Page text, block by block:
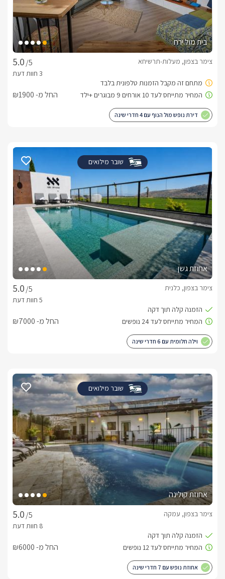
בית מול ירח
/5
צימר בצפון, מעלות-תרשיחא
החל מ- ₪1900
דירת נופש מול הנוף עם 4 חדרי שינה
שובר מילואים
אחוזת גשן
/5
צימר בצפון, כלנית
החל מ- ₪7000
וילה חלומית עם 6 חדרי שינה
שובר מילואים
אחוזת קולינה
/5
צימר בצפון, עמקה
החל מ- ₪6000
אחוזת נופש עם 7 חדרי שינה